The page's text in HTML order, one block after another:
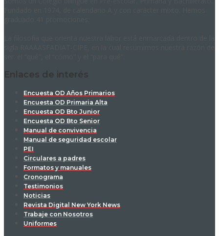
Enlaces de interés
Encuesta OD Años Primarios
Encuesta OD Primaria Alta
Encuesta OD Bto Junior
Encuesta OD Bto Senior
Manual de convivencia
Manual de seguridad escolar
PEI
Circulares a padres
Formatos y manuales
Cronograma
Testimonios
Noticias
Revista Digital New York News
Trabaje con Nosotros
Uniformes